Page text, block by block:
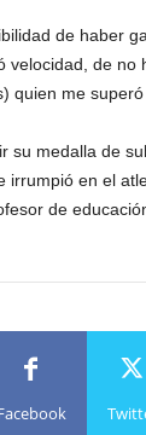
de haber
velocidad, de no
quien me
su medalla de
irrumpió en el
de